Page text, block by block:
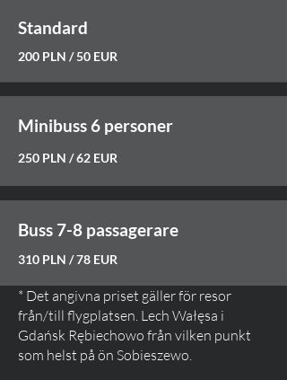
Standard
200 PLN / 50 EUR
Minibuss 6 personer
250 PLN / 62 EUR
Buss 7-8 passagerare
310 PLN / 78 EUR
* Det angivna priset gäller för resor
från/till flygplatsen. Lech Wałęsa i
Gdańsk Rębiechowo från vilken punkt
som helst på ön Sobieszewo.